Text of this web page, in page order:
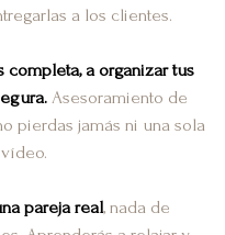
a los clientes.
a organizar tus
Asesoramiento de
pierdas jamás ni una sola
pareja real, nada de